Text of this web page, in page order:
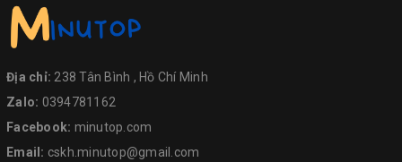
Địa chỉ: 238 Tân Bình , Hồ Chí Minh
Zalo: 0394781162
Facebook: minutop.com
Email: cskh.minutop@gmail.com